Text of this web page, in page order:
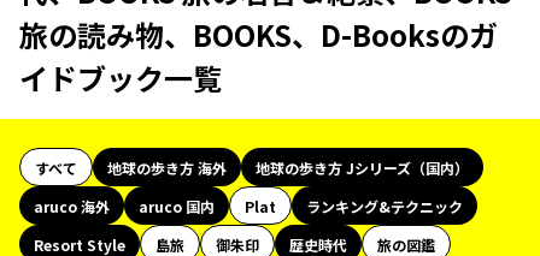
旅の読み物、BOOKS、D-Booksのガ
イドブック一覧
すべて 地球の歩き方 海外
地球の歩き方 Jシリーズ（国内）
aruco 海外
aruco 国内 Plat
ランキング&テクニック
Resort Style
島旅 御朱印 歴史時代
旅の図鑑